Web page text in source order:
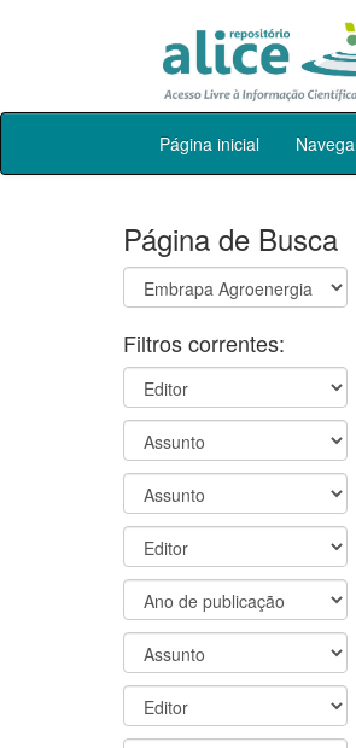
Skip
Página inicial
Página de Busca
Filtros correntes: